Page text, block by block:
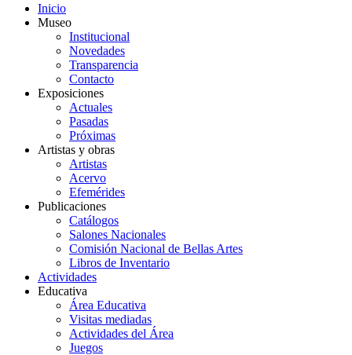
Inicio
Museo
Institucional
Novedades
Transparencia
Contacto
Exposiciones
Actuales
Pasadas
Próximas
Artistas y obras
Artistas
Acervo
Efemérides
Publicaciones
Catálogos
Salones Nacionales
Comisión Nacional de Bellas Artes
Libros de Inventario
Actividades
Educativa
Área Educativa
Visitas mediadas
Actividades del Área
Juegos